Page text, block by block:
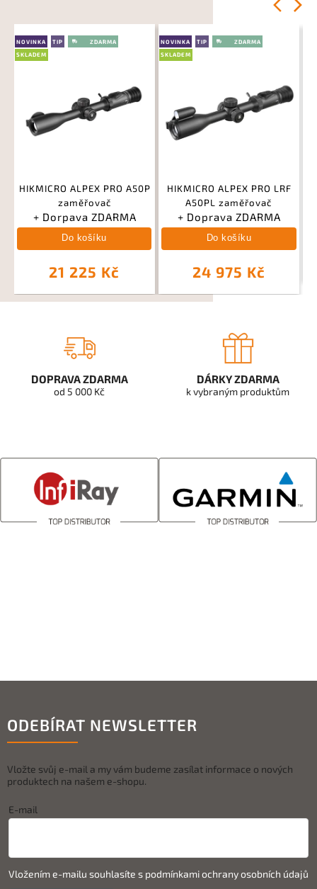
Previous
NOVINKA
TIP
SKLADEM
HIKMICRO ALPEX PRO A50P
zaměřovač
+ Dorpava ZDARMA
21 225 Kč
Do košíku
NOVINKA
TIP
SKLADEM
HIKMICRO ALPEX PRO LRF
A50PL zaměřovač
+ Doprava ZDARMA
24 975 Kč
Do košíku
Next
DOPRAVA ZDARMA
od 5 000 Kč
DÁRKY ZDARMA
k vybraným produktům
ODEBÍRAT NEWSLETTER
Vložte svůj e-mail a my vám budeme zasílat informace o nových
produktech na našem e-shopu.
E-mail
Vložením e-mailu souhlasíte s podmínkami ochrany osobních údajů